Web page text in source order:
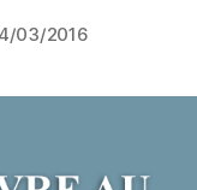
03/2016